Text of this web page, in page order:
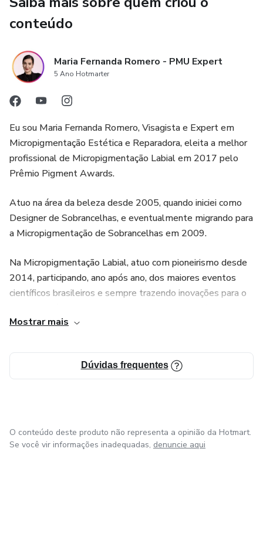
conteúdo
Maria Fernanda Romero - PMU Expert
5 Ano Hotmarter
Eu sou Maria Fernanda Romero, Visagista e Expert em
Micropigmentação Estética e Reparadora, eleita a melhor
profissional de Micropigmentação Labial em 2017 pelo
Prêmio Pigment Awards.
Atuo na área da beleza desde 2005, quando iniciei como
Designer de Sobrancelhas, e eventualmente migrando para
a Micropigmentação de Sobrancelhas em 2009.
Na Micropigmentação Labial, atuo com pioneirismo desde
2014, participando, ano após ano, dos maiores eventos
científicos brasileiros e sempre trazendo inovações para o
Lips), Hiper Hidratação Labial (Natural Glow) e
Mostrar mais
Dúvidas frequentes
O conteúdo deste produto não representa a opinião da Hotmart.
Se você vir informações inadequadas, denuncie aqui